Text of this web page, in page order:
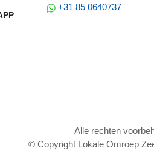
+31 85 0640737
Alle rechten
© Copyright Lokale Omroep